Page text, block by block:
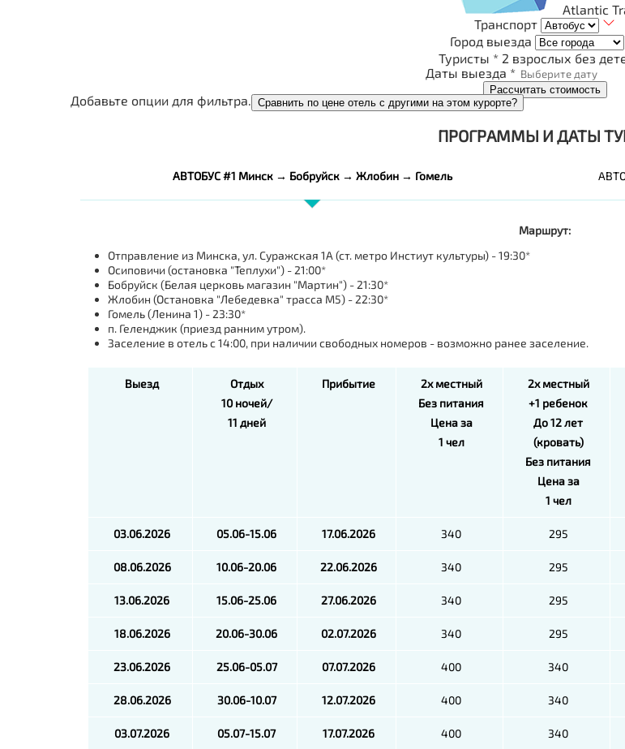
Atlantic
Транспорт
Город выезда
Туристы * 2 взрослых без
Даты выезда *
Рассчитать стоимость
Добавьте опции для фильтра. Сравнить по цене отель с другими на этом курорте?
ПРОГРАММЫ И ДАТЫ
АВТОБУС #1 Минск → Бобруйск → Жлобин → Гомель
Маршрут:
Отправление из Минска, ул. Суражская 1А (ст. метро Инстиут культуры) - 19:30*
Осиповичи (остановка "Теплухи") - 21:00*
Бобруйск (Белая церковь магазин "Мартин") - 21:30*
Жлобин (Остановка "Лебедевка" трасса М5) - 22:30*
Гомель (Ленина 1) - 23:30*
п. Геленджик (приезд ранним утром).
Заселение в отель с 14:00, при наличии свободных номеров - возможно ранее заселение.
Выезд
Отдых
10 ночей/
11 дней
Прибытие
2х местный
Без питания
Цена за
1 чел
2х местный
+1 ребенок
До 12 лет
(кровать)
Без питания
Цена за
1 чел
03.06.2026 05.06-15.06 17.06.2026 340 295
08.06.2026 10.06-20.06 22.06.2026 340 295
13.06.2026 15.06-25.06 27.06.2026 340 295
18.06.2026 20.06-30.06 02.07.2026 340 295
23.06.2026 25.06-05.07 07.07.2026 400 340
28.06.2026 30.06-10.07 12.07.2026 400 340
03.07.2026 05.07-15.07 17.07.2026 400 340